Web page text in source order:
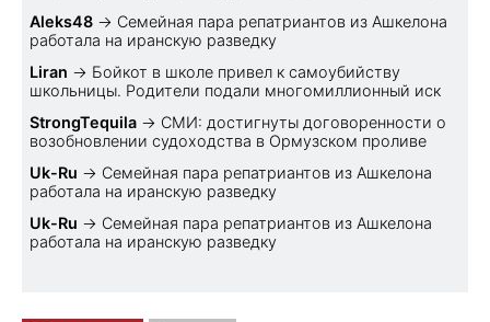
Aleks48 → Семейная пара репатриантов из Ашкелона
работала на иранскую разведку
Liran → Бойкот в школе привел к самоубийству
школьницы. Родители подали многомиллионный иск
StrongTequila → СМИ: достигнуты договоренности о
возобновлении судоходства в Ормузском проливе
Uk-Ru → Семейная пара репатриантов из Ашкелона
работала на иранскую разведку
Uk-Ru → Семейная пара репатриантов из Ашкелона
работала на иранскую разведку